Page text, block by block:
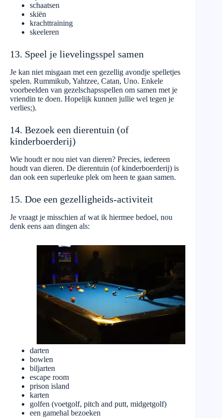
schaatsen
skiën
krachttraining
skeeleren
13. Speel je lievelingsspel samen
Je kan niet misgaan met een gezellig avondje spelletjes
spelen. Rummikub, Yahtzee, Catan, Uno. Enkele
voorbeelden van gezelschapsspellen om samen met je
vriendin te doen. Hopelijk kunnen jullie wel tegen je
verlies;).
14. Bezoek een dierentuin (of
kinderboerderij)
Wie houdt er nou niet van dieren? Precies, iedereen
houdt van dieren. De dierentuin (of kinderboerderij) is
dan ook een superleuke plek om heen te gaan samen.
15. Doe een gezelligheids-activiteit
Je vraagt je misschien af wat ik hiermee bedoel, nou
denk eens aan dingen als:
darten
bowlen
biljarten
escape room
prison island
karten
golfen (voetgolf, pitch and putt, midgetgolf)
een gamehal bezoeken